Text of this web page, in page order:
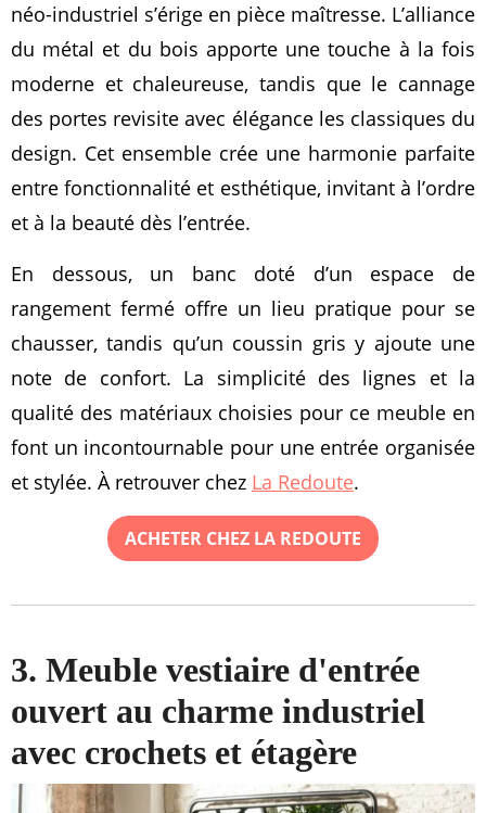
néo-industriel s’érige en pièce maîtresse. L’alliance
du métal et du bois apporte une touche à la fois
moderne et chaleureuse, tandis que le cannage
des portes revisite avec élégance les classiques du
design. Cet ensemble crée une harmonie parfaite
entre fonctionnalité et esthétique, invitant à l’ordre
et à la beauté dès l’entrée.
En dessous, un banc doté d’un espace de
rangement fermé offre un lieu pratique pour se
chausser, tandis qu’un coussin gris y ajoute une
note de confort. La simplicité des lignes et la
qualité des matériaux choisies pour ce meuble en
font un incontournable pour une entrée organisée
et stylée. À retrouver chez La Redoute.
ACHETER CHEZ LA REDOUTE
3. Meuble vestiaire d'entrée
ouvert au charme industriel
avec crochets et étagère